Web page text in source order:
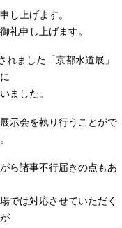
し上げます。
礼申し上げます。
ました「京都水道展」
ました。
示会を執り行うことがで
ら諸事不行届きの点もあ
では対応させていただく